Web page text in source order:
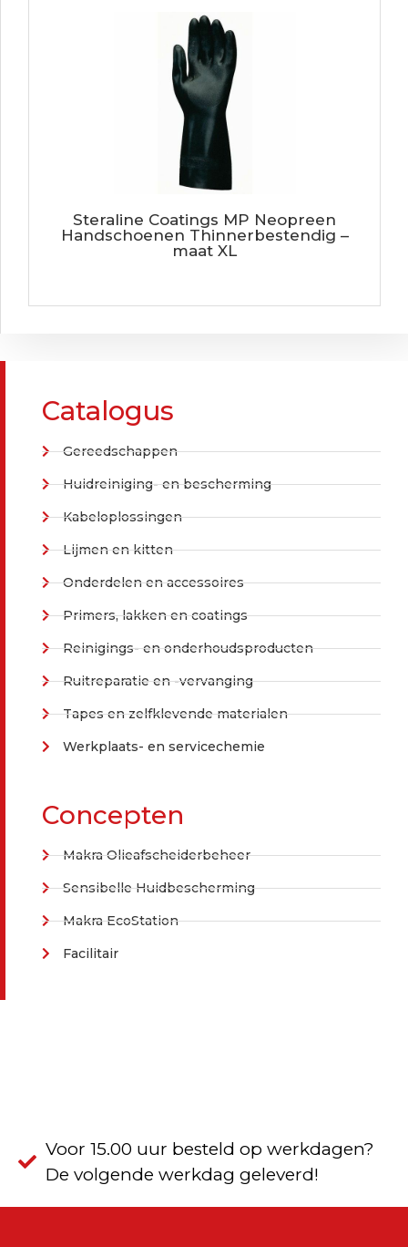
Catalogus
Gereedschappen
Huidreiniging- en bescherming
Kabeloplossingen
Lijmen en kitten
Onderdelen en accessoires
Primers, lakken en coatings
Reinigings- en onderhoudsproducten
Ruitreparatie en -vervanging
Tapes en zelfklevende materialen
Werkplaats- en servicechemie
Concepten
Makra Olieafscheiderbeheer
Sensibelle Huidbescherming
Makra EcoStation
Facilitair
Steraline Coatings MP Neopreen
Handschoenen Thinnerbestendig –
maat XL
Voor 15.00 uur besteld op werkdagen?
De volgende werkdag geleverd!